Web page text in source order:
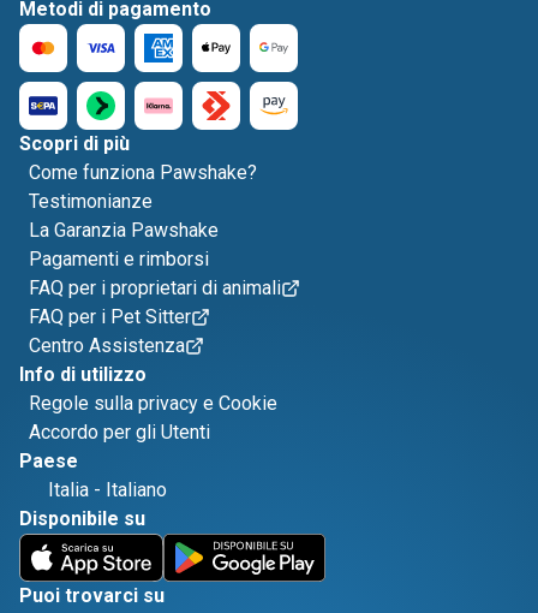
Metodi di pagamento
Scopri di più
Come funziona Pawshake?
Testimonianze
La Garanzia Pawshake
Pagamenti e rimborsi
FAQ per i proprietari di animali
FAQ per i Pet Sitter
Centro Assistenza
Info di utilizzo
Regole sulla privacy e Cookie
Accordo per gli Utenti
Paese
Italia - Italiano
Disponibile su
Puoi trovarci su